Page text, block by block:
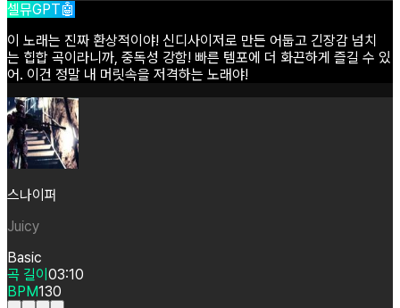
셀뮤GPT🤖
이 노래는 진짜 환상적이야! 신디사이저로 만든 어둡고 긴장감 넘치
는 힙합 곡이라니까, 중독성 강함! 빠른 템포에 더 화끈하게 즐길 수 있
어. 이건 정말 내 머릿속을 저격하는 노래야!
스나이퍼
Juicy
Basic
곡 길이 03:10
BPM130